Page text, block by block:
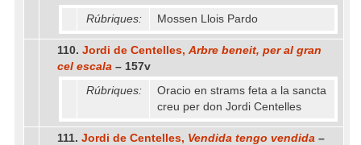
Rúbriques:
Mossen Llois Pardo
110. Jordi de Centelles, Arbre beneit, per al gran
cel escala – 157v
Rúbriques:
Oracio en strams feta a la sancta
creu per don Jordi Centelles
111. Jordi de Centelles, Vendida tengo vendida –